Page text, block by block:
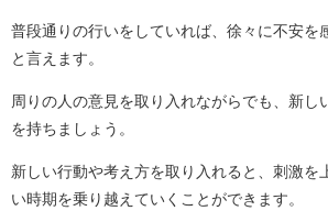
普段通りの行いをしていれば、徐々に不安を
と言えます。
周りの人の意見を取り入れながらでも、新し
を持ちましょう。
新しい行動や考え方を取り入れると、刺激を
い時期を乗り越えていくことができます。